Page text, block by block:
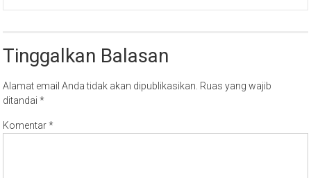
Tinggalkan Balasan
Alamat email Anda tidak akan dipublikasikan. Ruas yang wajib
ditandai*
Komentar*